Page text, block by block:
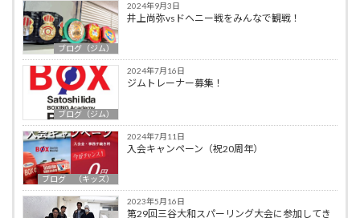
ブログ（ジム）
2024年9月3日
井上尚弥vsドヘニー戦をみんなで観戦！
ブログ（ジム）
2024年7月16日
ジムトレーナー募集！
ブログ （キッズ）
2024年7月11日
入会キャンペーン（祝20周年）
2023年5月16日
第29回三谷大和スパーリング大会に参加してき